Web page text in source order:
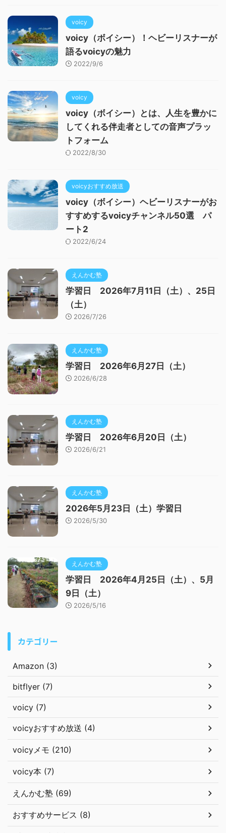
voicy
voicy（ボイシー）！ヘビーリスナーが
語るvoicyの魅力
2022/9/6
voicy
voicy（ボイシー）とは、人生を豊かに
してくれる伴走者としての音声プラッ
トフォーム
2022/8/30
voicyおすすめ放送
voicy（ボイシー）ヘビーリスナーがお
すすめするvoicyチャンネル50選 パ
ート2
2022/6/24
えんかむ塾
学習日 2026年7月11日（土）、25日
（土）
2026/7/26
えんかむ塾
学習日 2026年6月27日（土）
2026/6/28
えんかむ塾
学習日 2026年6月20日（土）
2026/6/21
えんかむ塾
2026年5月23日（土）学習日
2026/5/30
えんかむ塾
学習日 2026年4月25日（土）、5月
9日（土）
2026/5/16
カテゴリー
Amazon (3)
bitflyer (7)
voicy (7)
voicyおすすめ放送 (4)
voicyメモ (210)
voicy本 (7)
えんかむ塾 (69)
おすすめサービス (8)